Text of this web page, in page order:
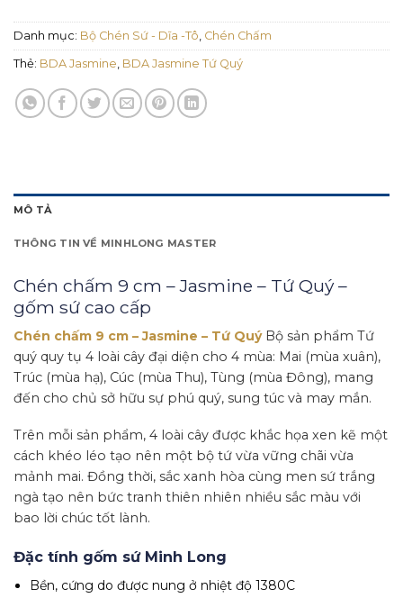
Danh mục: Bộ Chén Sứ - Dĩa -Tô Chén Chấm
Thẻ: BDA Jasmine BDA Jasmine Tứ Quý
MÔ TẢ
THÔNG TIN VỀ MINHLONG MASTER
Chén chấm 9 cm – Jasmine – Tứ Quý –
gốm sứ cao cấp
Chén chấm 9 cm – Jasmine – Tứ Quý Bộ sản phẩm Tứ
quý quy tụ 4 loài cây đại diện cho 4 mùa: Mai (mùa xuân),
Trúc (mùa hạ), Cúc (mùa Thu), Tùng (mùa Đông), mang
đến cho chủ sở hữu sự phú quý, sung túc và may mắn.
Trên mỗi sản phẩm, 4 loài cây được khắc họa xen kẽ một
cách khéo léo tạo nên một bộ tứ vừa vững chãi vừa
mảnh mai. Đồng thời, sắc xanh hòa cùng men sứ trắng
ngà tạo nên bức tranh thiên nhiên nhiều sắc màu với
bao lời chúc tốt lành.
Đặc tính gốm sứ Minh Long
Bền, cứng do được nung ở nhiệt độ 1380C